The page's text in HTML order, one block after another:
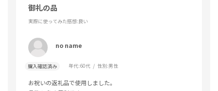
御礼の品
実際に使ってみた感想:良い
no name
購入確認済み 年代:60代 性別:男性
お祝いの返礼品で使用しました。